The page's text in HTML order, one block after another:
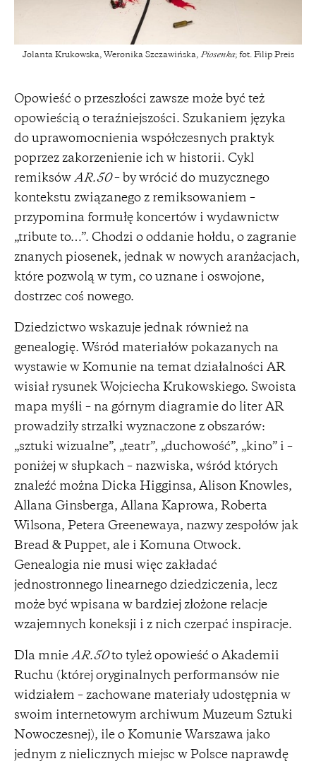
Jolanta Krukowska, Weronika Szczawińska, Piosenka; fot. Filip Preis
Opowieść o przeszłości zawsze może być też
opowieścią o teraźniejszości. Szukaniem języka
do uprawomocnienia współczesnych praktyk
poprzez zakorzenienie ich w historii. Cykl
remiksów AR.50– by wrócić do muzycznego
kontekstu związanego z remiksowaniem –
przypomina formułę koncertów i wydawnictw
„tribute to…”. Chodzi o oddanie hołdu, o zagranie
znanych piosenek, jednak w nowych aranżacjach,
które pozwolą w tym, co uznane i oswojone,
dostrzec coś nowego.
Dziedzictwo wskazuje jednak również na
genealogię. Wśród materiałów pokazanych na
wystawie w Komunie na temat działalności AR
wisiał rysunek Wojciecha Krukowskiego. Swoista
mapa myśli – na górnym diagramie do liter AR
prowadziły strzałki wyznaczone z obszarów:
„sztuki wizualne”, „teatr”, „duchowość”, „kino” i –
poniżej w słupkach – nazwiska, wśród których
znaleźć można Dicka Higginsa, Alison Knowles,
Allana Ginsberga, Allana Kaprowa, Roberta
Wilsona, Petera Greenewaya, nazwy zespołów jak
Bread & Puppet, ale i Komuna Otwock.
Genealogia nie musi więc zakładać
jednostronnego linearnego dziedziczenia, lecz
może być wpisana w bardziej złożone relacje
wzajemnych koneksji i z nich czerpać inspiracje.
Dla mnie AR.50to tyleż opowieść o Akademii
Ruchu (której oryginalnych performansów nie
widziałem – zachowane materiały udostępnia w
swoim internetowym archiwum Muzeum Sztuki
Nowoczesnej), ile o Komunie Warszawa jako
jednym z nielicznych miejsc w Polsce naprawdę